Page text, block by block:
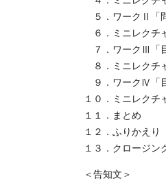
５．ワークⅡ「
６．ミニレクチ
７．ワークⅢ「
８．ミニレクチ
９．ワークⅣ「
１０．ミニレクチ
１１．まとめ
１２．ふりかえり
１３．クロージン
＜告知文＞